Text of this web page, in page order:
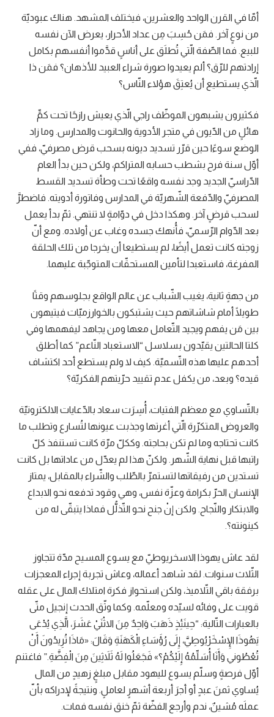
أمّا في القرن الواحد والعشرين، فيختلف المشهد. هناك عبوديّة
من نوعٍ آخر. فمَن حُسِبَ مِن عداد الأحرار، يعرض الآن نفسه
للبيع. فما الصّفة الّتي تُطلَق على أناسٍ قدَّموا أنفسهم بكامل
إرادتهم للرّق؟ ألم يعيدوا صورة شراء العبيد للأذهان؟ فمَن ذا
الّذي يستطيع أن يُعتِقَ هؤلاء النّاس؟
فكثيرون يشبهون الموظّف راجي الّذي يعيش رازحًا تحت كمٍّ
هائلٍ من الدّيون في متجر الأدوية والحانوت والمدارس. وما زاد
الوضع سوءًا حين قرّر تسديد ديونه بسحب قرض مصرفيّ، ففي
أوّل سنة فرح بشطب حسابه المتراكم، ولكن حين بدأ العام
الدّراسيّ الجديد وجد نفسه واقعًا تحت وطأة تسديد القسط
المصرفيّ والدّفعة الشّهريّة في المدارس وفاتورة أدويته. فاضطرَّ
لسحب قرضٍ آخر. وهكذا دخل في دوّامةٍ لا تنتهي. ثمّ بدأ يعمل
بعد الدّوام الرّسميّ، فأُنهك جسده وغاب عن أولاده. ومع أنّ
زوجته كانت تعمل أيضًا، لم يستطيعا أن يخرجا من تلك الحلقة
المفرغة، فاستعبدا لتأمين المستحقّات المتوجّبة عليهما.
من جهةٍ ثانية، يغيب الشّباب عن عالم الواقع بجلوسهم وقتًا
طويلًا أمام شاشاتهم حيث يشتبكون بالخوارزميّات فيتيهون
بين مَن يفهم ويجيد التّعامل معها ومن يجاهد ليفهمها وفي
كلتا الحالتين يقيّدون بسلاسل “الاستعباد النّاعم” كما أطلق
أحدهم عليها هذه التّسميّة. كيف لا ولم يستطع أحد اكتشاف
قيده؟ وبعد، من يكفل عدم تقييد حرّيتهم الفكريّة؟
بالتّساوي مع معظم الفتيات، أُسِرَت سعاد بالدّعايات الالكترونيّة
والعروض المتكرّرة الّتي أغرتها وجذبت عيونها لتُسارع وتطلب ما
كانت تحتاجه وما لم تكن بحاجته. وككلّ مرّة كانت تستنفذ كلّ
راتبها قبل نهاية الشّهر. ولكنّ هذا لم يعدّل من عاداتها بل كانت
تستدين من رفيقاتها لتستمرّ بالطّلب والشّراء بالمقابل، يمتاز
الإنسان الحرّ بكرامة وعزّة نفس، وهي وقود تدفعه نحو الابداع
والابتكار والنّجاح. ولكن إنْ جنح نحو التّذلُّل فماذا يتبقّى له من
كينونته؟.
لقد عاش يهوذا الاسخريوطيّ مع يسوع المسيح مدّة تتجاوز
الثّلاث سنوات. لقد شاهد أعماله، وعاش تجربة إجراء المعجزات
برفقة باقي التّلاميذ، ولكن استحواز فكرة امتلاك المال على عقله
قويت على وفائه لسيّده ومعلّمه. وكما وثّق الحدث إنجيل متّى
بالعبارات التّالية: “حِينَئِذٍ ذَهَبَ وَاحِدٌ مِنَ الاثْنَيْ عَشَرَ، الَّذِي يُدْعَى
يَهُوذَا الإِسْخَرْيُوطِيَّ، إِلَى رُؤَسَاءِ الْكَهَنَةِ وَقَالَ: «مَاذَا تُرِيدُونَ أَنْ
تُعْطُوني وَأَنَا أُسَلِّمُهُ إِلَيْكُمْ؟» فَجَعَلُوا لَهُ ثَلاَثِينَ مِنَ الْفِضَّةِ.” فاغتنم
أوّل فرصةٍ وسلّم يسوع لليهود مقابل مبلغٍ زهيدٍ من المال
يُساوي ثمنَ عبدٍ أو أجرَ أربعة أشهرٍ لعاملٍ. ونتيجةً لإدراكه بأنّ
عملَه مُشينٌ، ندم وأرجع الفضّة ثمّ خنق نفسه فمات.